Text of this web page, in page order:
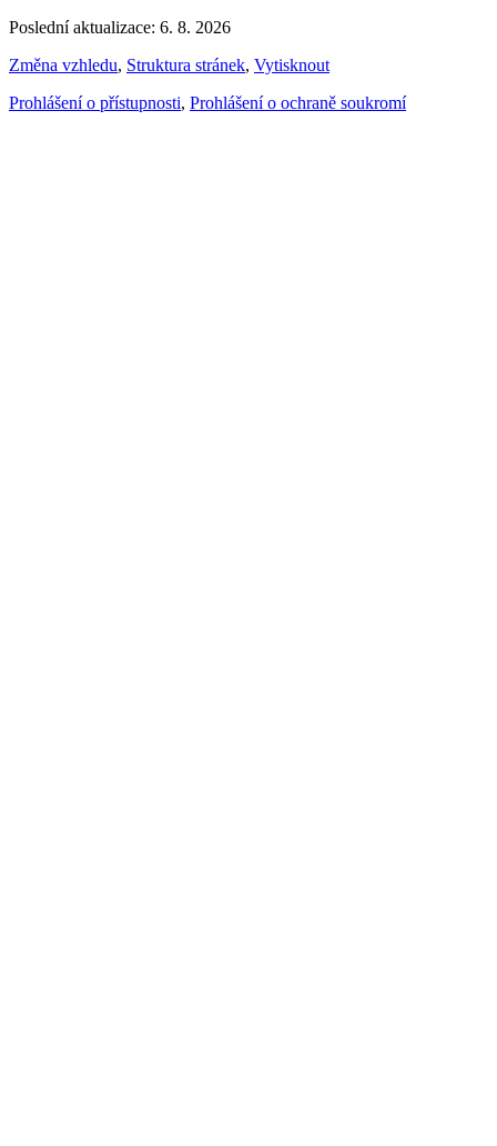
Poslední aktualizace: 6. 8. 2026
Změna vzhledu, Struktura stránek, Vytisknout
Prohlášení o přístupnosti, Prohlášení o ochraně soukromí